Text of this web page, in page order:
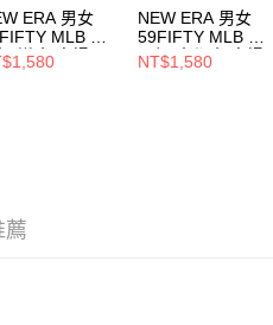
ERA 男女
MLB 球
道奇 客場
NEW ERA 男女
59FIFTY MLB 球
員帽 大都會 客場
NE70360938
NT$1,580
薦